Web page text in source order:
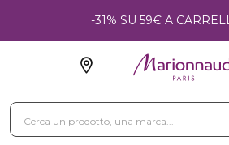
-31% SU 59€ A